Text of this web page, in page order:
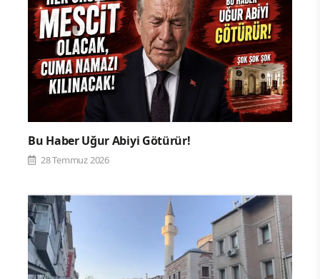
Bu Haber Uğur Abiyi Götürür!
28 Temmuz 2026